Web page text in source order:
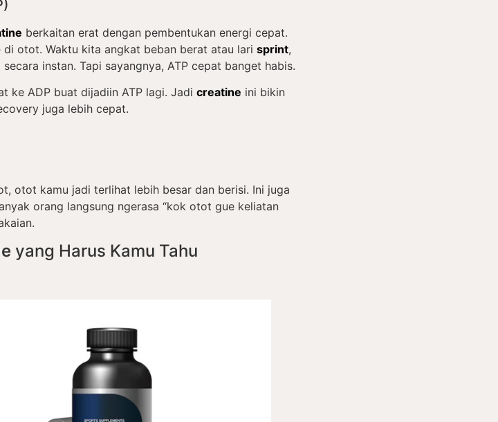
berkaitan erat dengan pembentukan energi cepat.
otot. Waktu kita angkat beban berat atau lari sprint,
secara instan. Tapi sayangnya, ATP cepat banget habis.
ke ADP buat dijadiin ATP lagi. Jadi creatine ini bikin
juga lebih cepat.
otot kamu jadi terlihat lebih besar dan berisi. Ini juga
orang langsung ngerasa “kok otot gue keliatan
yang Harus Kamu Tahu